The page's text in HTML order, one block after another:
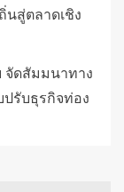
นสู่ตลาดเชิง
จัดสัมมนาทาง
ปรับธุรกิจท่อง